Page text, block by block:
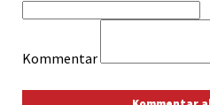
Kommentar